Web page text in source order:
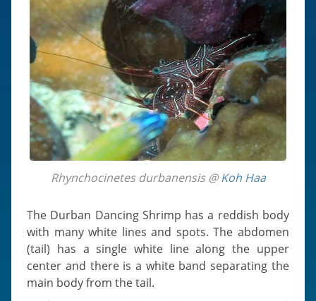
Rhynchocinetes durbanensis @Koh Haa
The Durban Dancing Shrimp has a reddish body
with many white lines and spots. The abdomen
(tail) has a single white line along the upper
center and there is a white band separating the
main body from the tail.